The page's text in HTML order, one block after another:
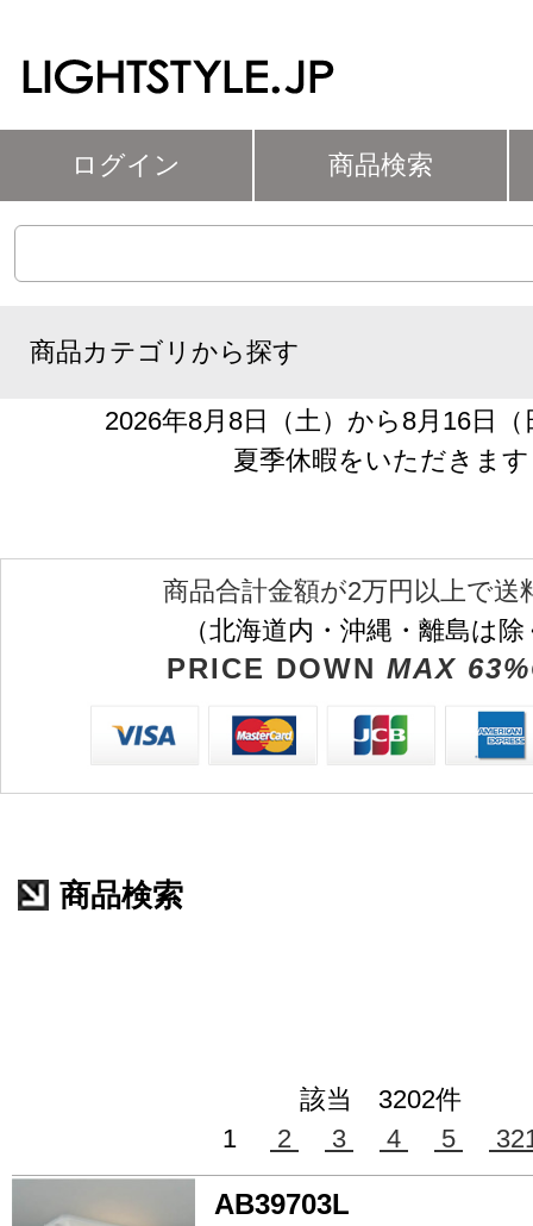
ログイン 商品検索
商品カテゴリから探す
2026年8月8日（土）から8月16日
夏季休暇をいただきます
商品合計金額が2万円以上で送
（北海道内・沖縄・離島は
PRICE DOWN MAX
商品検索
該当 3202件
1
2 3 4 5
AB39703L